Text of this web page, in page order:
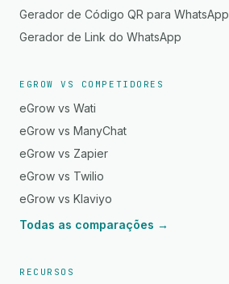
Gerador de Código QR para WhatsApp
Gerador de Link do WhatsApp
EGROW VS COMPETIDORES
eGrow vs Wati
eGrow vs ManyChat
eGrow vs Zapier
eGrow vs Twilio
eGrow vs Klaviyo
Todas as comparações →
RECURSOS